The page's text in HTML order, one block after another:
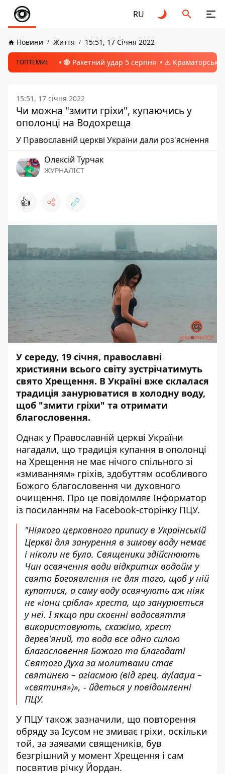
RU
Новини Життя 15:51, 17 Січня 2022
ТОПТЕМИ: 🔴 Ракетний удар 5 серпня ⚠️ Краматорськ,
15:51, 17 січня 2022
Чи можна "змити гріхи", купаючись у
ополонці на Водохреща
У Православній церкві України дали роз'яснення
Олексій Турчак
ЖУРНАЛІСТ
👍
У середу, 19 січня, православні
християни всього світу зустрічатимуть
свято Хрещення. В Україні вже склалася
традиція занурюватися в холодну воду,
щоб "змити гріхи" та отримати
благословення.
Однак у Православній церкві України
нагадали, що традиція купання в ополонці
на Хрещення не має нічого спільного зі
«змиванням» гріхів, здобуттям особливого
Божого благословення чи духовного
очищення. Про це повідомляє Інформатор
із посиланням на Facebook-сторінку ПЦУ.
"Ніякого церковного припису в Українській
Церкві для занурення в зимову воду немає
і ніколи не було. Священики здійснюють
Чин освячення води відкритих водойм у
свято Богоявлення не для того, щоб у ній
купатися, а саму воду освячують аж ніяк
не «іони срібла» хреста, що занурюється
у неї. І якщо при скоєнні водосвяття
використовують, скажімо, хрест
дерев'яний, то вода все одно силою
благословення Божого та благодаті
Святого Духа за молитвами стає
святинею – агіасмою (від грец. ἁγίασμα –
«святиня»)», - йдеться у повідомленні
ПЦУ.
У ПЦУ також зазначили, що повторення
обряду за Ісусом не змиває гріхи, оскільки
той, за заявами священиків, був
безгрішний у момент Хрещення і сам
посвятив річку Йордан.